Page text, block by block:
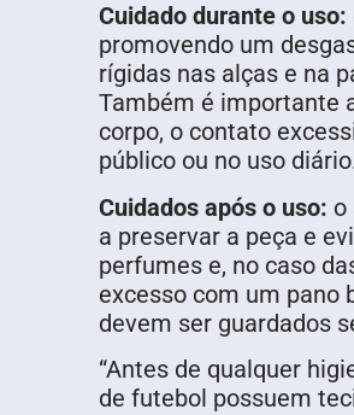
Cuidado durante o uso:
promovendo um
rígidas nas alças e na
Também é importante
corpo, o contato
público ou no uso
Cuidados após o uso: o
a preservar a peça e
perfumes e, no caso
excesso com um pano
devem ser guardados
“Antes de qualquer
de futebol possuem